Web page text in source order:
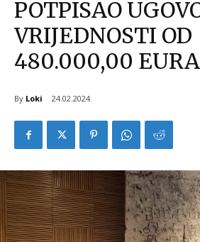
POTPISAO
VRIJEDNOSTI OD
480.000,00 EURA
By Loki 24.02.2024.